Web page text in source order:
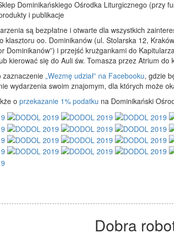
Dominikańskiego Ośrodka Liturgicznego (przy
i publikacje
są bezpłatne i otwarte dla wszystkich
klasztoru oo. Dominikanów (ul. Stolarska 12,
Dominikanów”) i przejść krużgankami do
kierować się do Auli św. Tomasza przez Atrium do
zaznaczenie „Wezmę udział” na Facebooku, gdzie
wydarzenia swoim znajomym, dla których może
o przekazanie 1% podatku na Dominikański
Dobra